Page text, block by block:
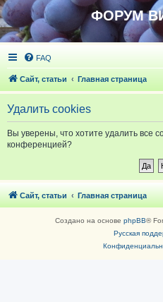
ФОРУМ
FAQ
Сайт, статьи Главная страница
Удалить cookies
Вы уверены, что хотите удалить все
конференцией?
Сайт, статьи Главная страница
Создано на основе phpBB®
Русская